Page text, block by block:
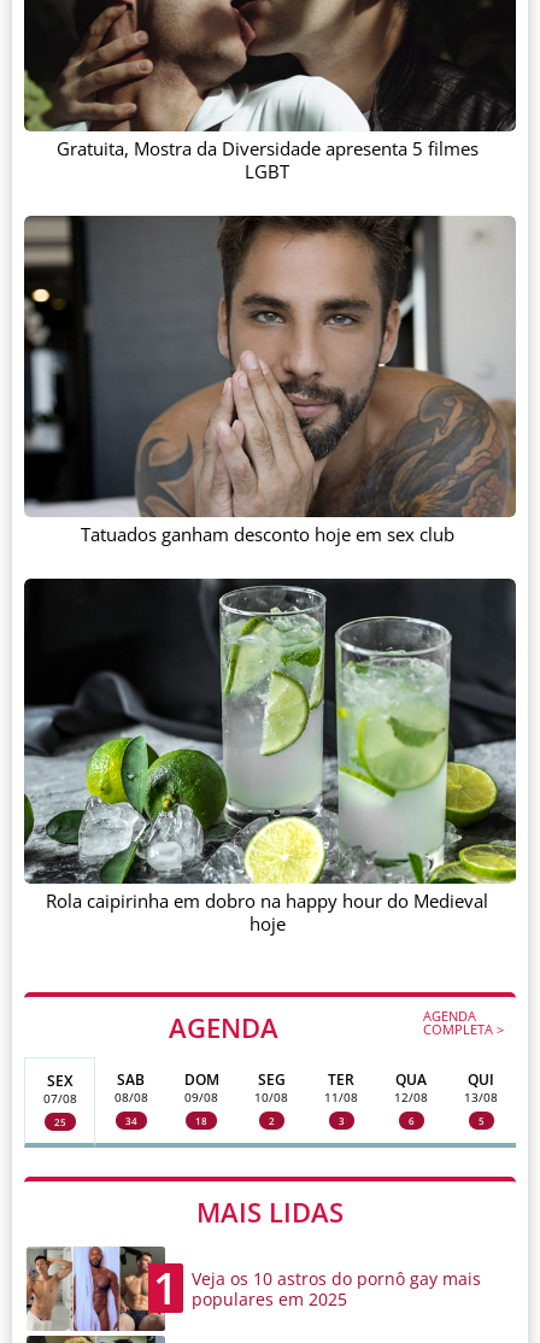
AGENDA AGENDA
COMPLETA >
SEX
07/08
25
SAB
08/08
34
DOM
09/08
18
SEG
10/08
2
TER
11/08
3
QUA
12/08
6
QUI
13/08
5
MAIS LIDAS
1
Veja os 10 astros do pornô gay mais
populares em 2025
Gratuita, Mostra da Diversidade apresenta 5 filmes
LGBT
Tatuados ganham desconto hoje em sex club
Rola caipirinha em dobro na happy hour do Medieval
hoje